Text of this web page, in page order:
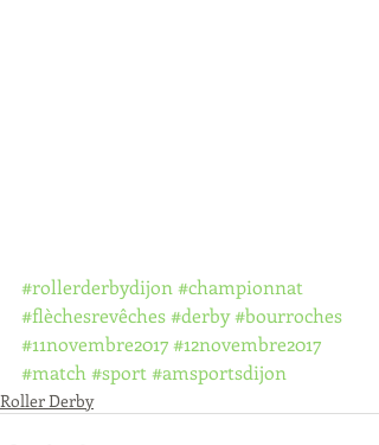
#rollerderbydijon#championnat
#flèchesrevêches#derby#bourroches
#11novembre2017#12novembre2017
#match#sport#amsportsdijon
Roller Derby